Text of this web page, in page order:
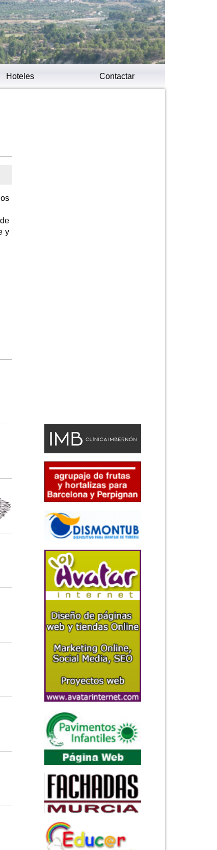
Hoteles Contactar
y